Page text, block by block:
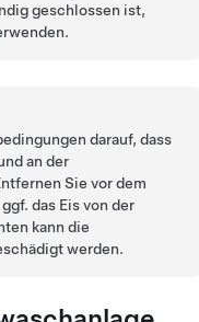
geschlossen ist,
darauf, dass
an der
Sie vor dem
das Eis von der
kann die
werden.